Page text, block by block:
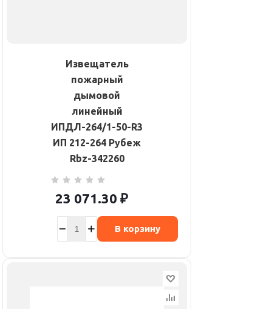
Извещатель
пожарный
дымовой
линейный
ИПДЛ-264/1-50-R3
ИП 212-264 Рубеж
Rbz-342260
23 071.30 ₽
В корзину